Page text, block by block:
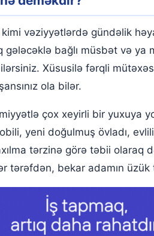
vəziyyətlərdə gündəlik
gələcəklə bağlı müsbət və
Xüsusilə fərqli
ola bilər.
çox xeyirli bir yuxuya
yeni doğulmuş övladı,
tərzinə görə təbii olaraq
tərəfdən, bekar adamın üzük